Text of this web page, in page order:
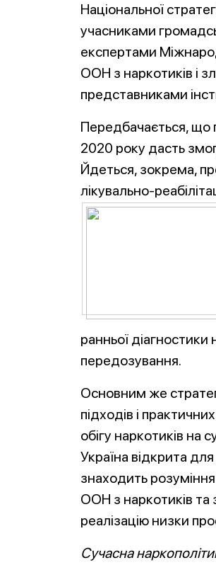
Національної
учасниками
експертами
ООН з наркотиків і
представниками
Передбачається, що
2020 року дасть
Йдеться, зокрема,
лікувально-
ранньої
передозування.
Основним же
підходів і
обігу наркотиків на
Україна відкрита
знаходить
ООН з наркотиків та
реалізацію низки
Сучасна